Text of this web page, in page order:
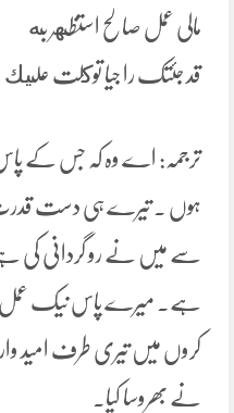
مالی عمل صالح استظهر به
قد جئتک را جیا توكلت عليك
ترجمہ: اے وہ کہ جس کے
ہوں ۔ تیرے ہی دست
سے میں نے رو گردانی کی
ہے۔ میرے پاس نیک
کروں میں تیری طرف امید وار
نے بھروسا کیا۔